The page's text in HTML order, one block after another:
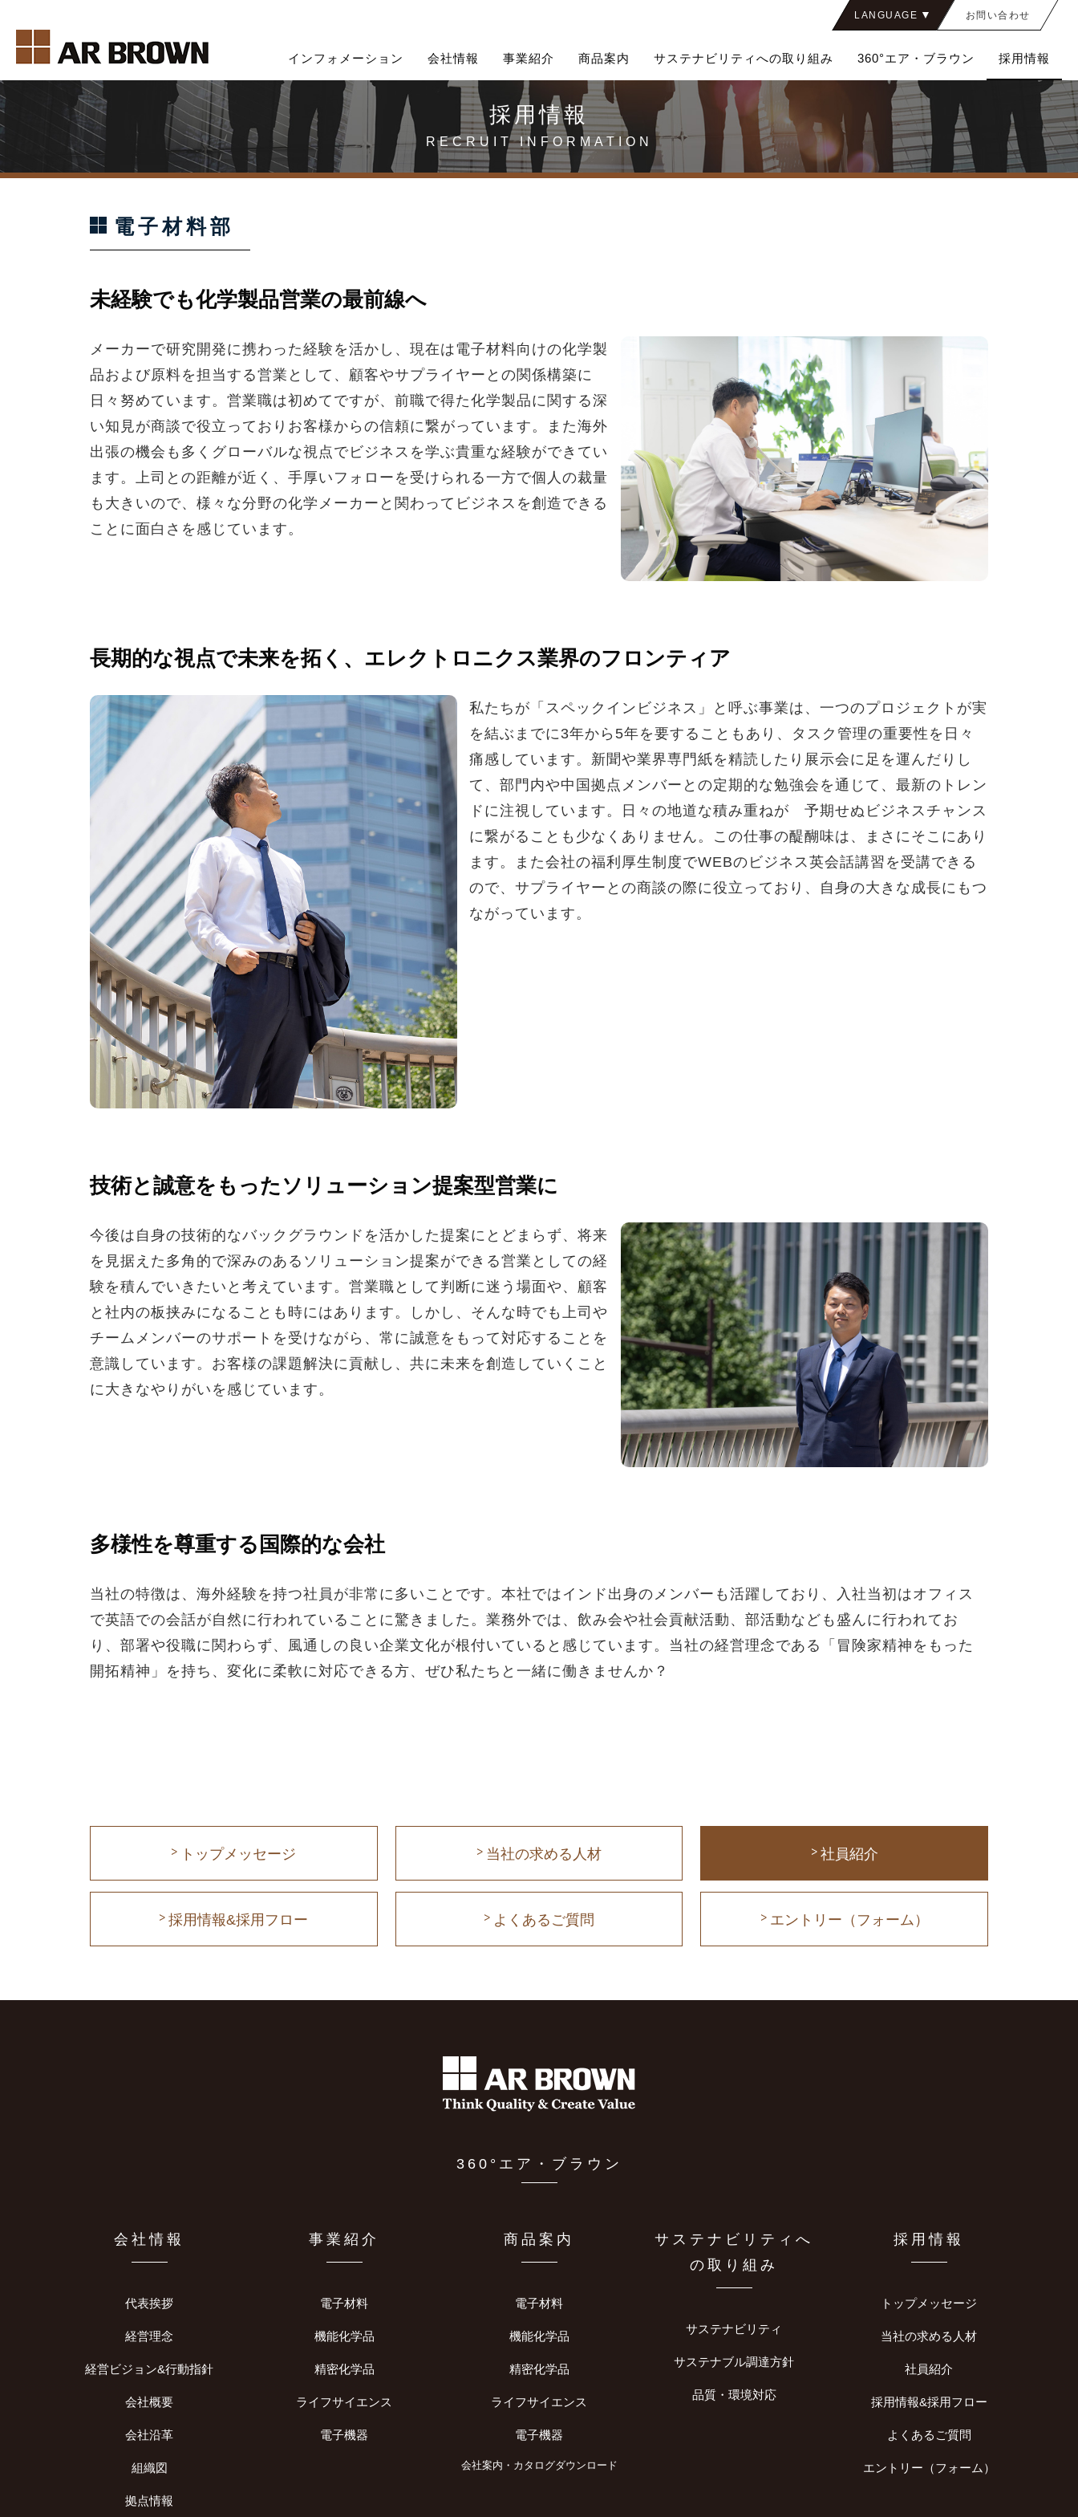
LANGUAGE
CHINESE
THAI
お問い合わせ
インフォメーション 会社情報
会社情報トップ
COMPANY INFORMATION
会社概要 会社沿革
拠点情報 グループ会社
エア・ブラウンの歩み
事業紹介
事業紹介トップ
BUSINESS INTRODUCTION
ライフサイエンス 電子機器
商品案内 サステナビリティへの取り組み
サステナビリティへの取り組みトップ
SUSTAINABILITY ACTIVITIES
360°エア・ブラウン 採用情報
採用情報トップ
RECRUIT INFORMATION
採用情報&採用フロー よくあるご質問
採用情報
RECRUIT INFORMATION
電子材料部
未経験でも化学製品営業の最前線へ
メーカーで研究開発に携わった経験を活かし、現在は電子材料向けの化学製
品および原料を担当する営業として、顧客やサプライヤーとの関係構築に
日々努めています。営業職は初めてですが、前職で得た化学製品に関する深
い知見が商談で役立っておりお客様からの信頼に繋がっています。また海外
出張の機会も多くグローバルな視点でビジネスを学ぶ貴重な経験ができてい
ます。上司との距離が近く、手厚いフォローを受けられる一方で個人の裁量
も大きいので、様々な分野の化学メーカーと関わってビジネスを創造できる
ことに面白さを感じています。
長期的な視点で未来を拓く、エレクトロニクス業界のフロンティア
私たちが「スペックインビジネス」と呼ぶ事業は、一つのプロジェクトが実
を結ぶまでに3年から5年を要することもあり、タスク管理の重要性を日々
痛感しています。新聞や業界専門紙を精読したり展示会に足を運んだりし
て、部門内や中国拠点メンバーとの定期的な勉強会を通じて、最新のトレン
ドに注視しています。日々の地道な積み重ねが 予期せぬビジネスチャンス
に繋がることも少なくありません。この仕事の醍醐味は、まさにそこにあり
ます。また会社の福利厚生制度でWEBのビジネス英会話講習を受講できる
ので、サプライヤーとの商談の際に役立っており、自身の大きな成長にもつ
ながっています。
技術と誠意をもったソリューション提案型営業に
今後は自身の技術的なバックグラウンドを活かした提案にとどまらず、将来
を見据えた多角的で深みのあるソリューション提案ができる営業としての経
験を積んでいきたいと考えています。営業職として判断に迷う場面や、顧客
と社内の板挟みになることも時にはあります。しかし、そんな時でも上司や
チームメンバーのサポートを受けながら、常に誠意をもって対応することを
意識しています。お客様の課題解決に貢献し、共に未来を創造していくこと
に大きなやりがいを感じています。
多様性を尊重する国際的な会社
当社の特徴は、海外経験を持つ社員が非常に多いことです。本社ではインド出身のメンバーも活躍しており、入社当初はオフィス
で英語での会話が自然に行われていることに驚きました。業務外では、飲み会や社会貢献活動、部活動なども盛んに行われてお
り、部署や役職に関わらず、風通しの良い企業文化が根付いていると感じています。当社の経営理念である「冒険家精神をもった
開拓精神」を持ち、変化に柔軟に対応できる方、ぜひ私たちと一緒に働きませんか？
トップメッセージ 当社の求める人材 社員紹介
採用情報&採用フロー よくあるご質問 エントリー（フォーム）
360°エア・ブラウン
会社情報
代表挨拶
経営理念
経営ビジョン&行動指針
会社概要
会社沿革
組織図
拠点情報
事業紹介
電子材料
機能化学品
精密化学品
ライフサイエンス
電子機器
商品案内
電子材料
機能化学品
精密化学品
ライフサイエンス
電子機器
会社案内・カタログダウンロード
サステナビリティへ
の取り組み
サステナビリティ
サステナブル調達方針
品質・環境対応
採用情報
トップメッセージ
当社の求める人材
社員紹介
採用情報&採用フロー
よくあるご質問
エントリー（フォーム）